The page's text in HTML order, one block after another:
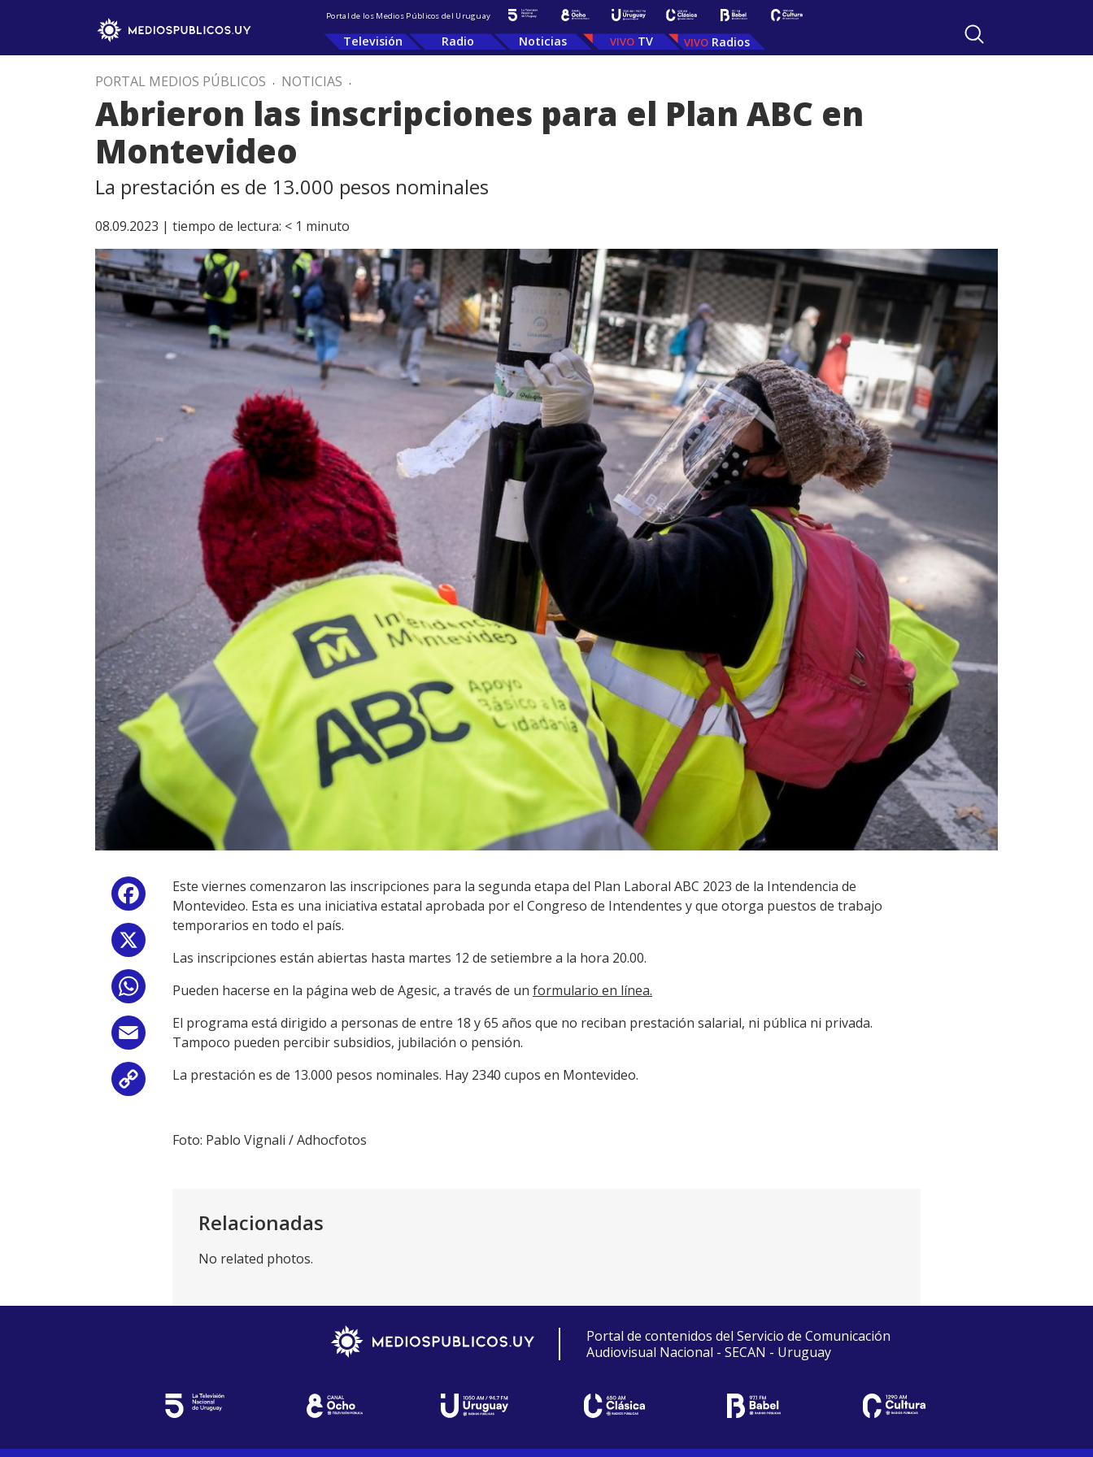
Portal de los Medios Públicos del Uruguay
Televisión Radio Noticias TV Radios
PORTAL MEDIOS PÚBLICOS . NOTICIAS .
Abrieron las inscripciones para el Plan ABC en
Montevideo
La prestación es de 13.000 pesos nominales
08.09.2023 | tiempo de lectura: < 1 minuto
Facebook
WhatsApp
Email
Copy
Este viernes comenzaron las inscripciones para la segunda etapa del Plan Laboral ABC 2023 de la Intendencia de
Montevideo. Esta es una iniciativa estatal aprobada por el Congreso de Intendentes y que otorga puestos de trabajo
temporarios en todo el país.
Las inscripciones están abiertas hasta martes 12 de setiembre a la hora 20.00.
Pueden hacerse en la página web de Agesic, a través de un formulario en línea.
El programa está dirigido a personas de entre 18 y 65 años que no reciban prestación salarial, ni pública ni privada.
Tampoco pueden percibir subsidios, jubilación o pensión.
La prestación es de 13.000 pesos nominales. Hay 2340 cupos en Montevideo.
Foto: Pablo Vignali / Adhocfotos
Relacionadas
No related photos.
Portal de contenidos del Servicio de Comunicación
Audiovisual Nacional - SECAN - Uruguay